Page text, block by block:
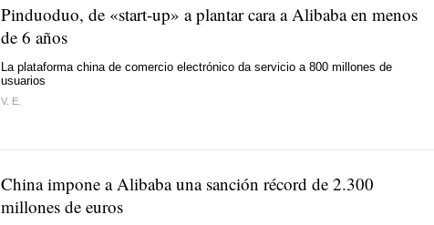
Pinduoduo, de «start-up» a plantar cara a Alibaba en menos
de 6 años
La plataforma china de comercio electrónico da servicio a 800 millones de
usuarios
V. E.
China impone a Alibaba una sanción récord de 2.300
millones de euros